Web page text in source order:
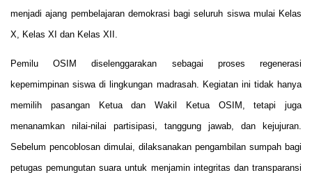
menjadi ajang pembelajaran demokrasi bagi seluruh siswa mulai Kelas
X, Kelas XI dan Kelas XII.
Pemilu OSIM diselenggarakan sebagai proses regenerasi
kepemimpinan siswa di lingkungan madrasah. Kegiatan ini tidak hanya
memilih pasangan Ketua dan Wakil Ketua OSIM, tetapi juga
menanamkan nilai-nilai partisipasi, tanggung jawab, dan kejujuran.
Sebelum pencoblosan dimulai, dilaksanakan pengambilan sumpah bagi
petugas pemungutan suara untuk menjamin integritas dan transparansi